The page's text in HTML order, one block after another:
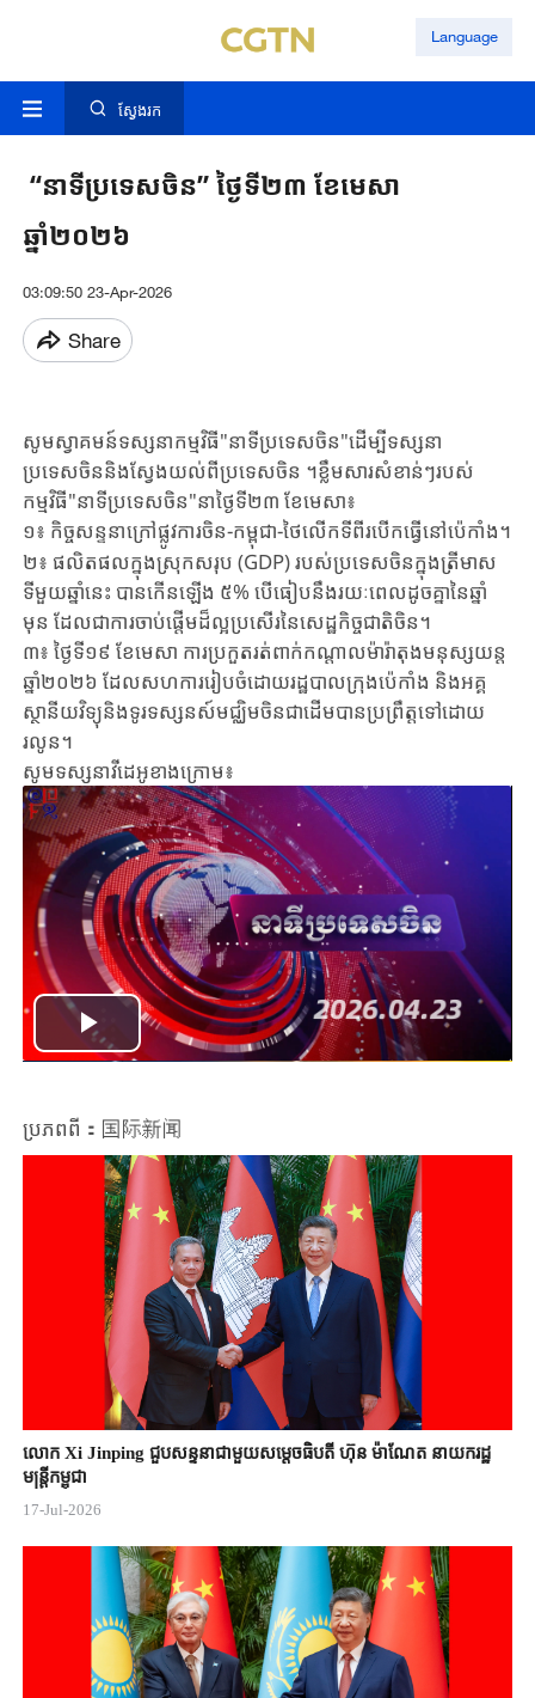
Language
ស្វែងរក
“នាទីប្រទេសចិន” ថ្ងៃទី២៣ ខែមេសា
ឆ្នាំ២០២៦
03:09:50 23-Apr-2026
Share
សូមស្វាគមន៍ទស្សនាកម្មវិធី"នាទីប្រទេសចិន"ដើម្បីទស្សនា
ប្រទេសចិននិងស្វែងយល់ពីប្រទេសចិន ។ខ្លឹមសារសំខាន់ៗរបស់
កម្មវិធី"នាទីប្រទេសចិន"នាថ្ងៃទី២៣ ខែមេសា៖
១៖ កិច្ចសន្ទនាក្រៅ​ផ្លូវការចិន-កម្ពុជា-ថៃលើកទីពីរបើក​ធ្វើនៅ​ប៉េកាំង​។
២៖ ផលិតផលក្នុងស្រុកសរុប (GDP) របស់ប្រទេសចិនក្នុងត្រីមាស
ទីមួយឆ្នាំនេះ បានកើនឡើង ៥% បើធៀបនឹងរយៈពេលដូចគ្នានៃឆ្នាំ
មុន ដែលជាការចាប់ផ្តើមដ៏ល្អប្រសើរនៃសេដ្ឋកិច្ចជាតិចិន។
៣៖ ថ្ងៃទី១៩ ខែមេសា ការប្រកួតរត់ពាក់កណ្តាលម៉ារ៉ាតុងមនុស្សយន្ត
ឆ្នាំ២០២៦ ដែលសហការរៀបចំដោយរដ្ឋបាលក្រុងប៉េកាំង និងអគ្គ
ស្ថានីយវិទ្យុនិងទូរទស្សនស៍មជ្ឈិមចិនជាដើមបានប្រព្រឹត្តទៅដោយ
រលូន។
សូមទស្សនាវីដេអូខាងក្រោម៖
Play
ប្រភពពី：国际新闻
លោក Xi Jinping ជួបសន្ទនាជាមួយសម្តេចធិបតី ហ៊ុន ម៉ាណែត នាយករដ្ឋ
មន្ត្រីកម្ពុជា
17-Jul-2026